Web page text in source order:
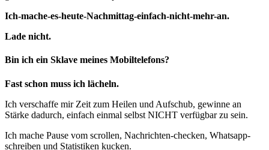
Ich-mache-es-heute-Nachmittag-einfach-nicht-mehr-an.
Lade nicht.
Bin ich ein Sklave meines Mobiltelefons?
Fast schon muss ich lächeln.
Ich verschaffe mir Zeit zum Heilen und Aufschub, gewinne an
Stärke dadurch, einfach einmal selbst NICHT verfügbar zu sein.
Ich mache Pause vom scrollen, Nachrichten-checken, Whatsapp-
schreiben und Statistiken kucken.